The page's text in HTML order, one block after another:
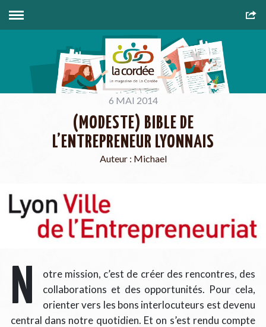
6 MAI 2014
(MODESTE) BIBLE DE
L’ENTREPRENEUR LYONNAIS
Auteur : Michael
N
otre mission, c’est de créer des rencontres, des
collaborations et des opportunités. Pour cela,
orienter vers les bons interlocuteurs est devenu
central dans notre quotidien. Et on s’est rendu compte